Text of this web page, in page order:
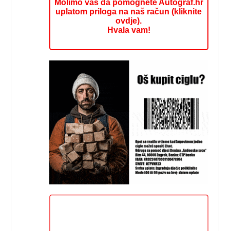
Molimo vas da pomognete Autograf.hr
uplatom priloga na naš račun (kliknite
ovdje).
Hvala vam!